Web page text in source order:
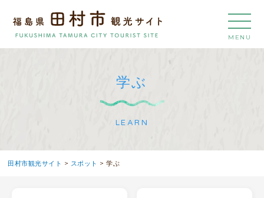
MENU
学ぶ
LEARN
田村市観光サイト > スポット >学ぶ